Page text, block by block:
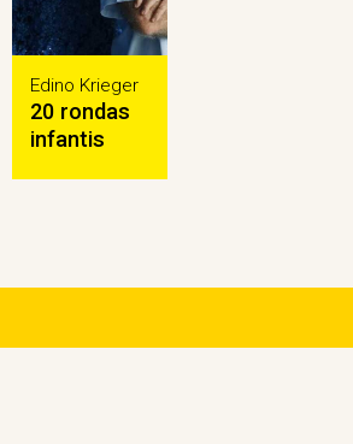
Edino Krieger
20 rondas
infantis